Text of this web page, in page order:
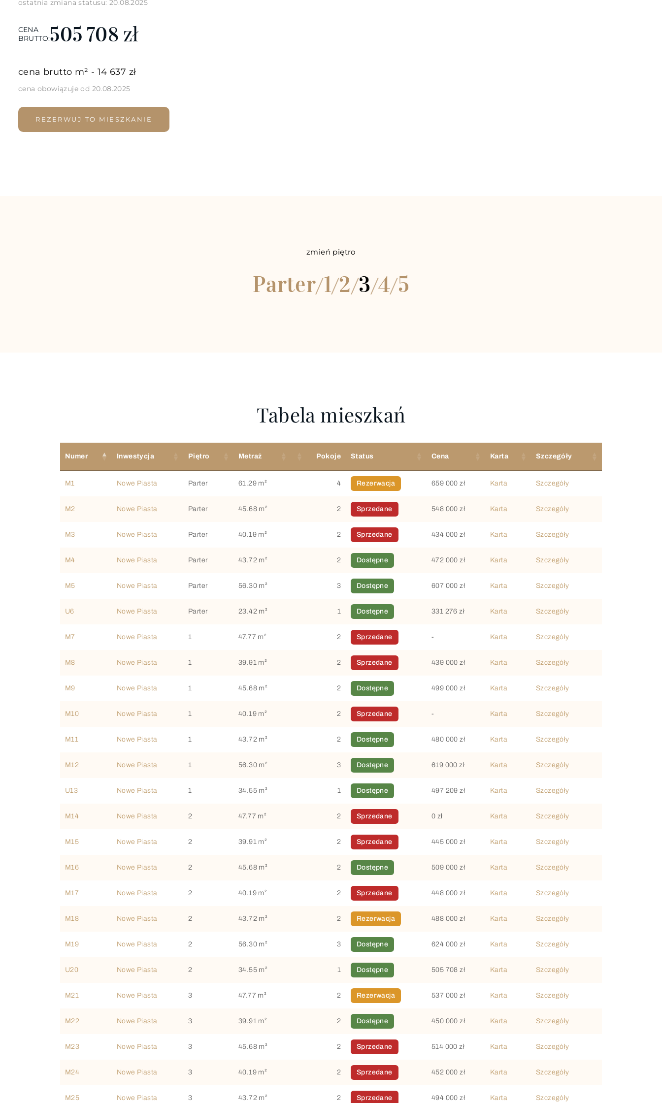
ostatnia zmiana statusu: 20.08.2025
CENA
BRUTTO:505 708 zł
cena brutto m² - 14 637 zł
cena obowiązuje od 20.08.2025
REZERWUJ TO MIESZKANIE
zmień piętro
Parter/1/2/3/4/5
Tabela mieszkań
Numer Inwestycja Piętro Metraż Pokoje Status Cena Karta Szczegóły
M1 Nowe Piasta Parter 61.29 m² 4 Rezerwacja 659 000 zł Karta Szczegóły
M2 Nowe Piasta Parter 45.68 m² 2 Sprzedane 548 000 zł Karta Szczegóły
M3 Nowe Piasta Parter 40.19 m² 2 Sprzedane 434 000 zł Karta Szczegóły
M4 Nowe Piasta Parter 43.72 m² 2 Dostępne 472 000 zł Karta Szczegóły
M5 Nowe Piasta Parter 56.30 m² 3 Dostępne 607 000 zł Karta Szczegóły
U6 Nowe Piasta Parter 23.42 m² 1 Dostępne 331 276 zł Karta Szczegóły
M7 Nowe Piasta 1 47.77 m² 2 Sprzedane - Karta Szczegóły
M8 Nowe Piasta 1 39.91 m² 2 Sprzedane 439 000 zł Karta Szczegóły
M9 Nowe Piasta 1 45.68 m² 2 Dostępne 499 000 zł Karta Szczegóły
M10 Nowe Piasta 1 40.19 m² 2 Sprzedane - Karta Szczegóły
M11 Nowe Piasta 1 43.72 m² 2 Dostępne 480 000 zł Karta Szczegóły
M12 Nowe Piasta 1 56.30 m² 3 Dostępne 619 000 zł Karta Szczegóły
U13 Nowe Piasta 1 34.55 m² 1 Dostępne 497 209 zł Karta Szczegóły
M14 Nowe Piasta 2 47.77 m² 2 Sprzedane 0 zł Karta Szczegóły
M15 Nowe Piasta 2 39.91 m² 2 Sprzedane 445 000 zł Karta Szczegóły
M16 Nowe Piasta 2 45.68 m² 2 Dostępne 509 000 zł Karta Szczegóły
M17 Nowe Piasta 2 40.19 m² 2 Sprzedane 448 000 zł Karta Szczegóły
M18 Nowe Piasta 2 43.72 m² 2 Rezerwacja 488 000 zł Karta Szczegóły
M19 Nowe Piasta 2 56.30 m² 3 Dostępne 624 000 zł Karta Szczegóły
U20 Nowe Piasta 2 34.55 m² 1 Dostępne 505 708 zł Karta Szczegóły
M21 Nowe Piasta 3 47.77 m² 2 Rezerwacja 537 000 zł Karta Szczegóły
M22 Nowe Piasta 3 39.91 m² 2 Dostępne 450 000 zł Karta Szczegóły
M23 Nowe Piasta 3 45.68 m² 2 Sprzedane 514 000 zł Karta Szczegóły
M24 Nowe Piasta 3 40.19 m² 2 Sprzedane 452 000 zł Karta Szczegóły
M25 Nowe Piasta 3 43.72 m² 2 Sprzedane 494 000 zł Karta Szczegóły